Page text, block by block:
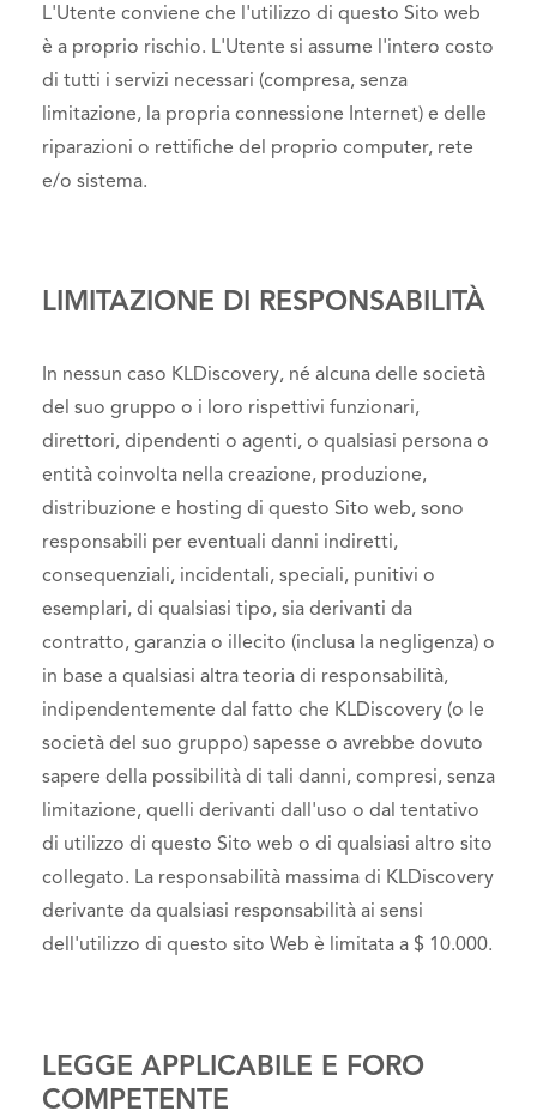
L'Utente conviene che l'utilizzo di questo Sito web
è a proprio rischio. L'Utente si assume l'intero costo
di tutti i servizi necessari (compresa, senza
limitazione, la propria connessione Internet) e delle
riparazioni o rettifiche del proprio computer, rete
e/o sistema.
LIMITAZIONE DI RESPONSABILITÀ
In nessun caso KLDiscovery, né alcuna delle società
del suo gruppo o i loro rispettivi funzionari,
direttori, dipendenti o agenti, o qualsiasi persona o
entità coinvolta nella creazione, produzione,
distribuzione e hosting di questo Sito web, sono
responsabili per eventuali danni indiretti,
consequenziali, incidentali, speciali, punitivi o
esemplari, di qualsiasi tipo, sia derivanti da
contratto, garanzia o illecito (inclusa la negligenza) o
in base a qualsiasi altra teoria di responsabilità,
indipendentemente dal fatto che KLDiscovery (o le
società del suo gruppo) sapesse o avrebbe dovuto
sapere della possibilità di tali danni, compresi, senza
limitazione, quelli derivanti dall'uso o dal tentativo
di utilizzo di questo Sito web o di qualsiasi altro sito
collegato. La responsabilità massima di KLDiscovery
derivante da qualsiasi responsabilità ai sensi
dell'utilizzo di questo sito Web è limitata a $ 10.000.
LEGGE APPLICABILE E FORO
COMPETENTE